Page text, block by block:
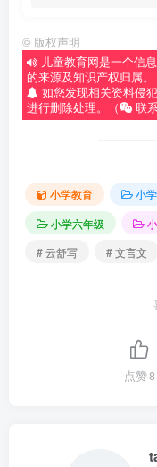
© 版权声明
儿童教育网是一个信
的来源及知识产权归属。
如您发现相关资料侵
进行删除处理。（
联
小学教育 小
小学六年级
# 云舒写
# 文言文
点赞8